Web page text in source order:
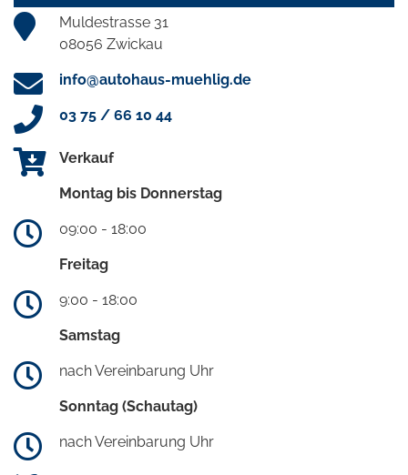
Muldestrasse 31
08056 Zwickau
info@autohaus-muehlig.de
03 75 / 66 10 44
Verkauf
Montag bis Donnerstag
09:00 - 18:00
Freitag
9:00 - 18:00
Samstag
nach Vereinbarung Uhr
Sonntag (Schautag)
nach Vereinbarung Uhr